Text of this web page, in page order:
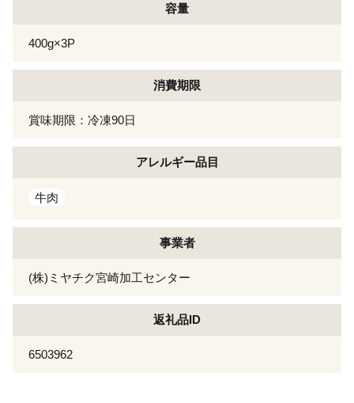
容量
400g×3P
消費期限
賞味期限：冷凍90日
アレルギー品目
牛肉
事業者
(株)ミヤチク宮崎加工センター
返礼品ID
6503962